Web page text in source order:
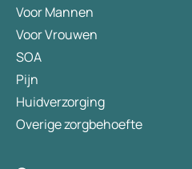
Voor Mannen
Voor Vrouwen
SOA
Pijn
Huidverzorging
Overige zorgbehoefte